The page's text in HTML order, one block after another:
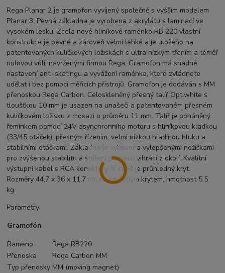
Rega Planar 2 je gramofon vyvíjený společně s vyšším modelem
Planar 3. Pevná základna je vyrobena z akrylátu s laminací ve
vysokém lesku. Zcela nové hliníkové raménko RB 220 vlastní
konstrukce je pevné a zároveň velmi lehké a je uloženo na
patentovaných kuličkových ložiskách s ultra nízkým třením a téměř
nulovou vůlí, navrženými firmou Rega. Gramofon má snadné
nastavení anti-skatingu a vyvážení raménka, které zvládnete
udělat i bez pomoci měřicích přístrojů. Gramofon je dodáván s MM
přenoskou Rega Carbon. Celoskleněný přesný talíř Optiwhite s
tloušťkou 10 mm je usazen na unašeči a patentovaném přesném
kuličkovém ložisku z mosazi o průměru 11 mm. Talíř je poháněný
řemínkem pomocí 24V asynchronního motoru s hliníkovou kladkou
(33/45 otáček), přesným řízením, velmi nízkou hladinou hluku a
stabilními otáčkami. Základna je vybavena vylepšenými nožičkami
pro zvýšenou stabilitu a snížení přenosu vibrací z okolí. Kvalitní
výstupní kabel s RCA konektory. V ceně je průhledný kryt.
Rozměry 44,7 x 36 x 11,7 cm se zavřeným krytem, hmotnost 5,5
kg.
Parametry
Gramofón
Rameno
Rega RB220
Přenoska
Rega Carbon MM
Typ přenosky MM (moving magnet)